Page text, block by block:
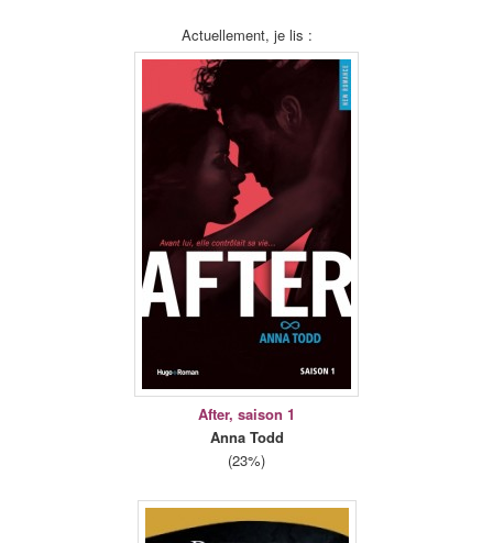
Actuellement, je lis :
After, saison 1
Anna Todd
(23%)